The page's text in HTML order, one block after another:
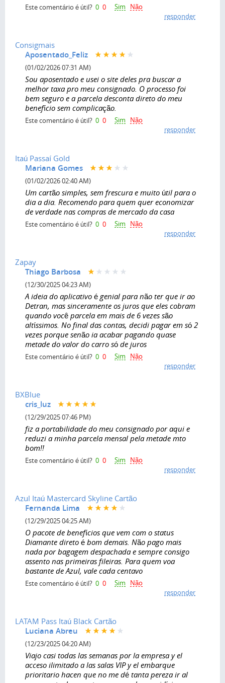
Este comentário é útil? 0 0 Sim
Não
responder
Consigmais
Aposentado_Feliz
(01/02/2026 07:31 AM)
Sou aposentado e usei o site deles pra buscar a
melhor taxa pro meu consignado. O processo foi
bem seguro e a parcela desconta direto do meu
benefício sem complicação.
Este comentário é útil? 0 0 Sim
Não
responder
Itaú Passaí Gold
Mariana Gomes
(01/02/2026 02:40 AM)
Um cartão simples, sem frescura e muito útil para o
dia a dia. Recomendo para quem quer economizar
de verdade nas compras de mercado da casa
Este comentário é útil? 0 0 Sim
Não
responder
Zapay
Thiago Barbosa
(12/30/2025 04:23 AM)
A ideia do aplicativo é genial para não ter que ir ao
Detran, mas sinceramente os juros que eles cobram
quando você parcela em mais de 6 vezes são
altíssimos. No final das contas, decidi pagar em só 2
vezes porque senão ia acabar pagando quase
metade do valor do carro só de juros
Este comentário é útil? 0 0 Sim
Não
responder
BXBlue
cris_luz
(12/29/2025 07:46 PM)
fiz a portabilidade do meu consignado por aqui e
reduzi a minha parcela mensal pela metade mto
bom!!
Este comentário é útil? 0 0 Sim
Não
responder
Azul Itaú Mastercard Skyline Cartão
Fernanda Lima
(12/29/2025 04:25 AM)
O pacote de benefícios que vem com o status
Diamante direto é bom demais. Não pago mais
nada por bagagem despachada e sempre consigo
assento nas primeiras fileiras. Para quem voa
bastante de Azul, vale cada centavo
Este comentário é útil? 0 0 Sim
Não
responder
LATAM Pass Itaú Black Cartão
Luciana Abreu
(12/23/2025 04:20 AM)
Viajo casi todas las semanas por la empresa y el
acceso ilimitado a las salas VIP y el embarque
prioritario hacen que no me dé tanta pereza ir al